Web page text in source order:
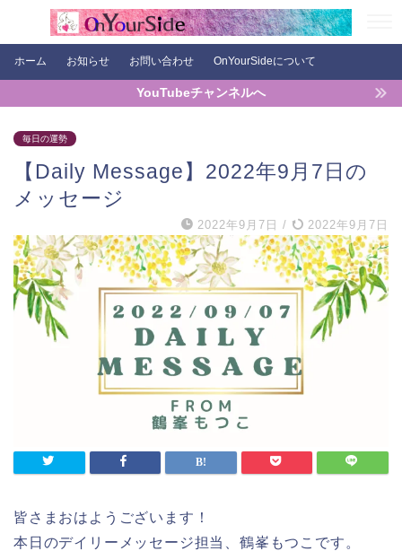
ホーム お知らせ お問い合わせ OnYourSideについて
YouTubeチャンネルへ
毎日の運勢
【Daily Message】2022年9月7日の
メッセージ
2022年9月7日 / 2022年9月7日
皆さまおはようございます！
本日のデイリーメッセージ担当、鶴峯もつこです。